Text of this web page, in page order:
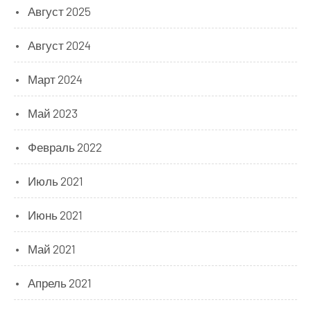
Август 2025
Август 2024
Март 2024
Май 2023
Февраль 2022
Июль 2021
Июнь 2021
Май 2021
Апрель 2021